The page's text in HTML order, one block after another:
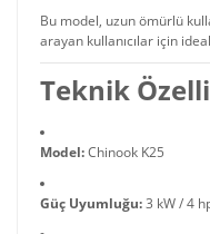
Bu model, uzun ömürlü
arayan kullanıcılar için
Teknik
Model:Chinook K25
Güç Uyumluğu:3 kW / 4